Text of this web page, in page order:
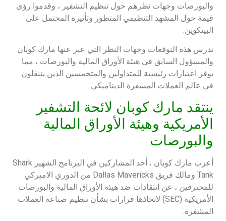
والبورصات وجهات نظرهم حول تنظيم التشفير ، وقدموا رؤى
قيمة حول المشهد التنظيمي المتطور وتأثيره المحتمل على
البيتكوين.
تدرس هذه التوقعات وجهات النظر التي عبر عنها مارك كوبان
والمسؤول السابق في هيئة الأوراق المالية والبورصات ، مما
يوفر اعتبارات رئيسية للمتداولين والمتحمسين الذين يتنقلون
في عالم العملات المشفرة الديناميكي.
ينتقد مارك كوبان لائحة التشفير
الأمريكية وهيئة الأوراق المالية
والبورصات
أعرب مارك كوبان ، أحد المشاركين في البرنامج الشهير Shark
Tank ومالك فريق Dallas Mavericks من الدوري الاميركي
للمحترفين ، عن انتقادات ضد هيئة الأوراق المالية والبورصات
الأمريكية (SEC) لاتخاذها قرارات بشأن تنظيم صناعة العملات
المشفرة.